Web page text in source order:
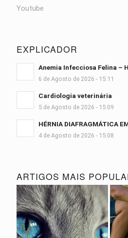
Youtube
EXPLICADOR
Anemia Infecciosa Felina –
6 de Agosto de 2026 - 15:11
Cardiologia veterinária
5 de Agosto de 2026 - 15:09
HÉRNIA DIAFRAGMÁTICA
4 de Agosto de 2026 - 15:08
ARTIGOS MAIS